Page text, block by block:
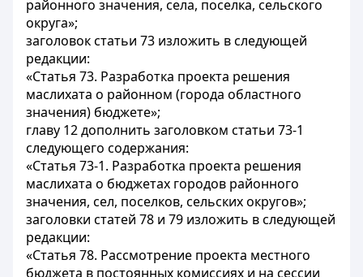
районного значения, села, поселка, сельского
округа»;
заголовок статьи 73 изложить в следующей
редакции:
«Статья 73. Разработка проекта решения
маслихата о районном (города областного
значения) бюджете»;
главу 12 дополнить заголовком статьи 73-1
следующего содержания:
«Статья 73-1. Разработка проекта решения
маслихата о бюджетах городов районного
значения, сел, поселков, сельских округов»;
заголовки статей 78 и 79 изложить в следующей
редакции:
«Статья 78. Рассмотрение проекта местного
бюджета в постоянных комиссиях и на сессии